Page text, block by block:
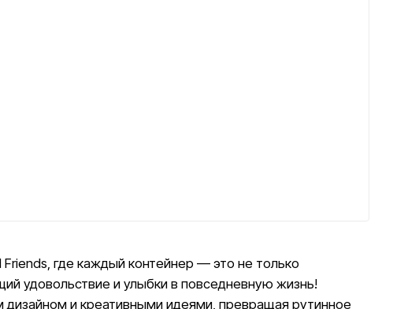
где каждый контейнер — это не только
удовольствие и улыбки в повседневную жизнь!
дизайном и креативными идеями, превращая рутинное